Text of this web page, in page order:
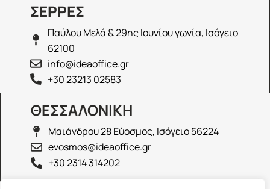
ΣΕΡΡΕΣ
Παύλου Μελά & 29ης Ιουνίου γωνία, Ισόγειο
62100
info@ideaoffice.gr
+30 23213 02583
ΘΕΣΣΑΛΟΝΙΚΗ
Μαιάνδρου 28 Εύοσμος, Ισόγειο 56224
evosmos@ideaoffice.gr
+30 2314 314202